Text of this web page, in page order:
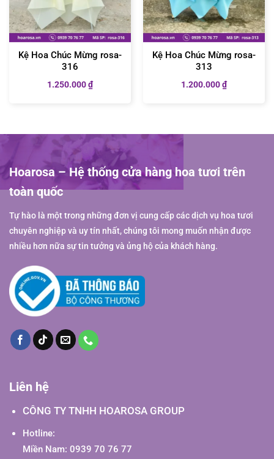
Kệ Hoa Chúc Mừng rosa-
316
1.250.000₫
Kệ Hoa Chúc Mừng rosa-
313
1.200.000₫
Hoarosa – Hệ thống cửa hàng hoa tươi trên
toàn quốc
Tự hào là một trong những đơn vị cung cấp các dịch vụ hoa tươi
chuyên nghiệp và uy tín nhất, chúng tôi mong muốn nhận được
nhiều hơn nữa sự tin tưởng và ủng hộ của khách hàng.
Liên hệ
CÔNG TY TNHH HOAROSA GROUP
Hotline:
Miền Nam: 0939 70 76 77